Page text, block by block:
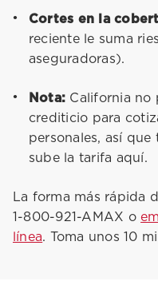
Cortes en la
reciente le suma
aseguradoras).
Nota: California no
crediticio para
personales, así
sube la tarifa aquí.
La forma más rápida
1-800-921-AMAX o
línea. Toma unos 10